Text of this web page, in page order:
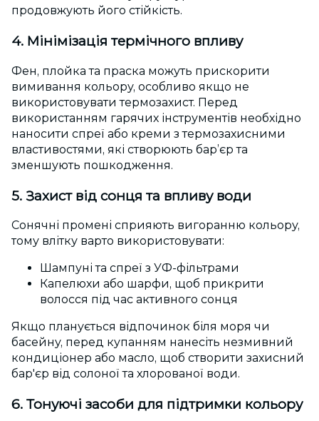
продовжують його стійкість.
4. Мінімізація термічного впливу
Фен, плойка та праска можуть прискорити
вимивання кольору, особливо якщо не
використовувати термозахист. Перед
використанням гарячих інструментів необхідно
наносити спреї або креми з термозахисними
властивостями, які створюють бар’єр та
зменшують пошкодження.
5. Захист від сонця та впливу води
Сонячні промені сприяють вигоранню кольору,
тому влітку варто використовувати:
Шампуні та спреї з УФ-фільтрами
Капелюхи або шарфи, щоб прикрити
волосся під час активного сонця
Якщо планується відпочинок біля моря чи
басейну, перед купанням нанесіть незмивний
кондиціонер або масло, щоб створити захисний
бар'єр від солоної та хлорованої води.
6. Тонуючі засоби для підтримки кольору